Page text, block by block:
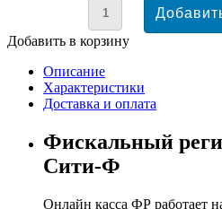
Добавить в корзину
Описание
Характеристики
Доставка и оплата
Фискальный
Сити-Ф
Онлайн касса ФР работает